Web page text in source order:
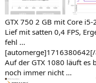
GTX 750 2 GB mit Core
Lief mit satten 0,4 FPS,
fehl ...
Auf der GTX 1080 läuft es
noch immer nicht ...